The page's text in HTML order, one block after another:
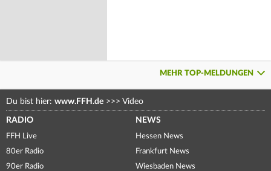
MEHR TOP-MELDUNGEN
Du bist hier: www.FFH.de >>> Video
RADIO
FFH Live
80er Radio
90er Radio
NEWS
Hessen News
Frankfurt News
Wiesbaden News